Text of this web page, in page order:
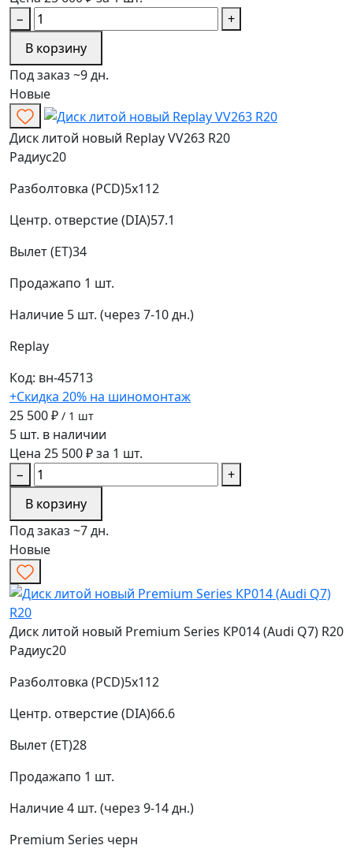
−
+
В корзину
Под заказ ~9 дн.
Новые
Диск литой новый Replay VV263 R20
Радиус20
Разболтовка (PCD)5x112
Центр. отверстие (DIA)57.1
Вылет (ET)34
Продажапо 1 шт.
Наличие 5 шт. (через 7-10 дн.)
Replay
Код: вн-45713
+Скидка 20% на шиномонтаж
25 500 ₽ / 1 шт
5 шт. в наличии
Цена 25 500 ₽ за 1 шт.
−
+
В корзину
Под заказ ~7 дн.
Новые
Диск литой новый Premium Series КР014 (Audi Q7) R20
Радиус20
Разболтовка (PCD)5x112
Центр. отверстие (DIA)66.6
Вылет (ET)28
Продажапо 1 шт.
Наличие4 шт. (через 9-14 дн.)
Premium Series черн